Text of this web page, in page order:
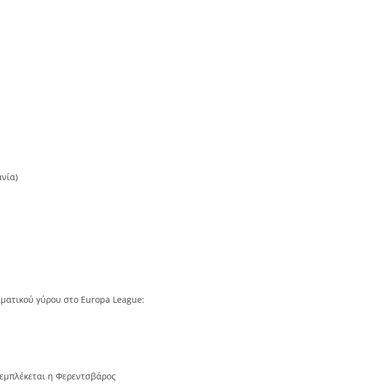
γύρου στο Europa League:
η Φερεντσβάρος